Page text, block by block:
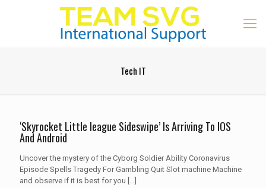
Tech IT
‘Skyrocket Little league Sideswipe’ Is Arriving To IOS
And Android
Uncover the mystery of the Cyborg Soldier Ability Coronavirus
Episode Spells Tragedy For Gambling Quit Slot machine Machine
and observe if it is best for you […]